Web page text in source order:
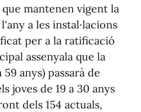
mantenen vigent la
a les instal·lacions
per a la ratificació
assenyala que la
anys) passarà de
joves de 19 a 30 anys
dels 154 actuals,